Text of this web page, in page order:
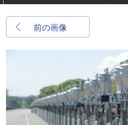
前の画像